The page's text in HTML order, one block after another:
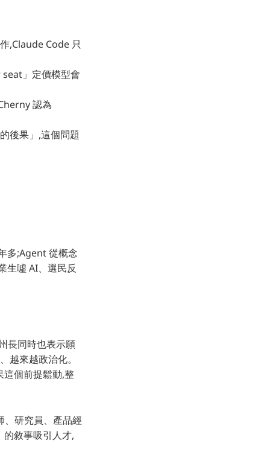
,Claude Code 只
」定價模型會
認為
後果」,這個問題
多;Agent 從概念
噓 AI、選民反
長同時也表示願
越來越政治化。
個前提鬆動,整
、研究員、產品經
敘事吸引人才,